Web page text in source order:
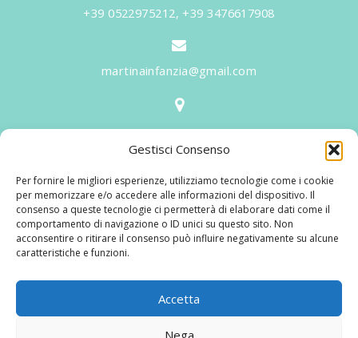
Gestisci Consenso
Per fornire le migliori esperienze, utilizziamo tecnologie come i cookie
per memorizzare e/o accedere alle informazioni del dispositivo. Il
consenso a queste tecnologie ci permetterà di elaborare dati come il
comportamento di navigazione o ID unici su questo sito. Non
acconsentire o ritirare il consenso può influire negativamente su alcune
caratteristiche e funzioni.
Accetta
Nega
+39 0522975212, +39 3476617908
martinainfanzia@gmail.com
V.le Tiziano, 20 - 42046 Reggiolo
Martina per l'Infanzia, un nome ed un progetto che
nasce prima di tutto da una provata esperienza
maturata sul campo dal suo fondatore in 25 anni di
lavoro. La didattica rivolta al bambino nei suoi primi
aggiornandone continuamente i progetti educativi.